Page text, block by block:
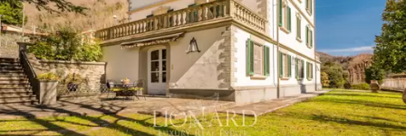
koruyanbüyük bir yenilemedengeçmiştir. Üçüncü
birim, yine tamamen yenilenmiş, yaklaşık 250 m2
büyüklüğünde ve şömineli bir yaşam alanı ve üç girişi
olan 50 m2'lik bir garaj alanı ile büyük bir kiler içeren eski
limon evinden oluşmaktadır. çamaşır.